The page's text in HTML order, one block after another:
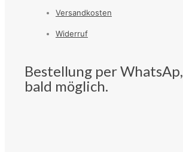
Versandkosten
Widerruf
Bestellung per WhatsAp,
bald möglich.